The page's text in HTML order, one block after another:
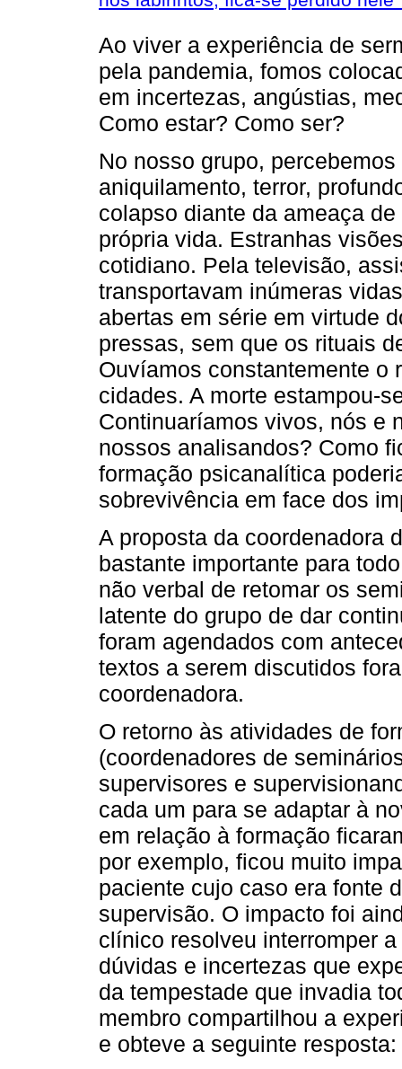
Ao viver a experiência de
pela pandemia, fomos
em incertezas, angústias,
Como estar? Como ser?
No nosso grupo,
aniquilamento, terror,
colapso diante da ameaça
própria vida. Estranhas
cotidiano. Pela televisão,
transportavam inúmeras
abertas em série em virtude
pressas, sem que os rituais
Ouvíamos constantemente o
cidades. A morte estampou-
Continuaríamos vivos, nós e
nossos analisandos? Como
formação psicanalítica
sobrevivência em face dos
A proposta da coordenadora
bastante importante para
não verbal de retomar os
latente do grupo de dar
foram agendados com
textos a serem discutidos
coordenadora.
O retorno às atividades de
(coordenadores de
supervisores e
cada um para se adaptar à
em relação à formação
por exemplo, ficou muito
paciente cujo caso era fonte
supervisão. O impacto foi
clínico resolveu interromper
dúvidas e incertezas que
da tempestade que invadia
membro compartilhou a
e obteve a seguinte resposta: